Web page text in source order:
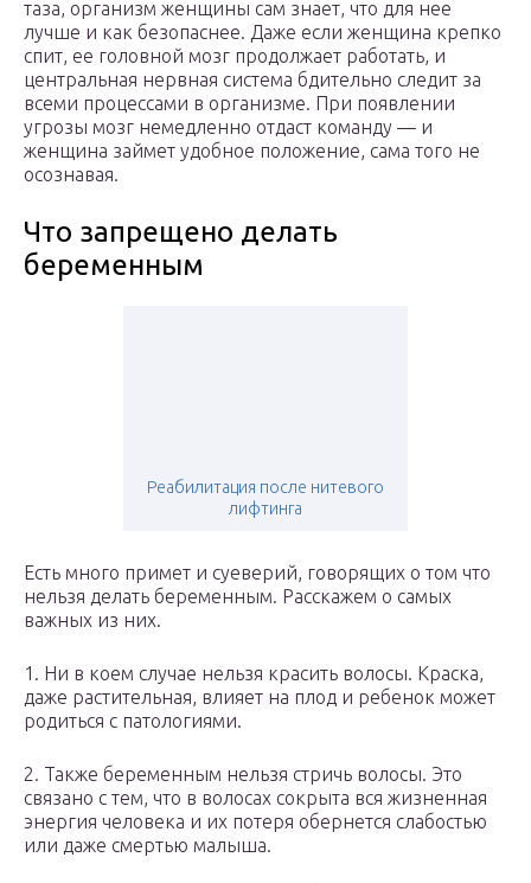
таза, организм женщины сам знает, что для нее
лучше и как безопаснее. Даже если женщина крепко
спит, ее головной мозг продолжает работать, и
центральная нервная система бдительно следит за
всеми процессами в организме. При появлении
угрозы мозг немедленно отдаст команду — и
женщина займет удобное положение, сама того не
осознавая.
Что запрещено делать
беременным
Реабилитация после нитевого
лифтинга
Есть много примет и суеверий, говорящих о том что
нельзя делать беременным. Расскажем о самых
важных из них.
1. Ни в коем случае нельзя красить волосы. Краска,
даже растительная, влияет на плод и ребенок может
родиться с патологиями.
2. Также беременным нельзя стричь волосы. Это
связано с тем, что в волосах сокрыта вся жизненная
энергия человека и их потеря обернется слабостью
или даже смертью малыша.